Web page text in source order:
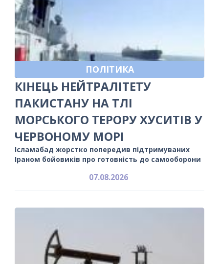
ПОЛІТИКА
КІНЕЦЬ НЕЙТРАЛІТЕТУ
ПАКИСТАНУ НА ТЛІ
МОРСЬКОГО ТЕРОРУ ХУСИТІВ У
ЧЕРВОНОМУ МОРІ
Ісламабад жорстко попередив підтримуваних
Іраном бойовиків про готовність до самооборони
07.08.2026